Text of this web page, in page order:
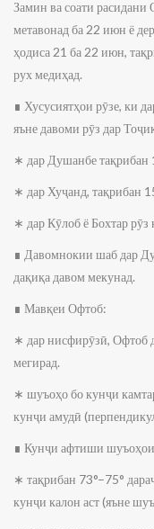
Замин ва соати расидани
метавонад ба 22 июн ё
ҳодиса 21 ба 22 июн,
рух медиҳад.
∎ Хусусиятҳои рӯзе, ки
яъне давоми рӯз дар
∗ дар Душанбе тақрибан
∗ дар Хуҷанд, тақрибан
∗ дар Кӯлоб ё Бохтар рӯз
∎ Давомнокии шаб дар
дақиқа давом мекунад.
∎ Мавқеи Офтоб:
∗ дар нисфирӯзӣ, Офтоб
мегирад.
∗ шуъоҳо бо кунҷи
кунҷи амудӣ
∎ Кунҷи афтиши
∗ тақрибан 73°–75°
кунҷи калон аст (яъне